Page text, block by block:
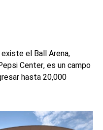
el Ball Arena,
Center, es un campo
hasta 20,000